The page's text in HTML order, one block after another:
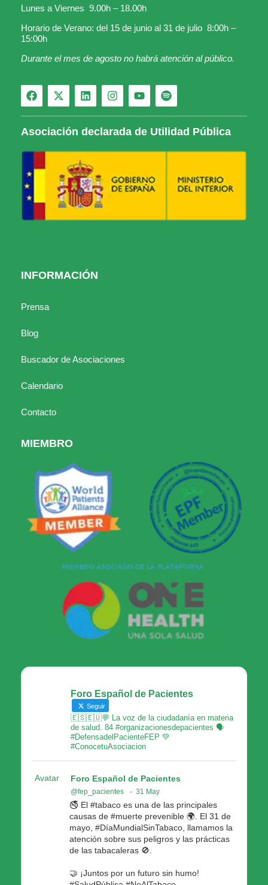
Lunes a Viernes 9.00h – 18.00h
Horario de Verano: del 15 de junio al 31 de julio 8:00h –
15:00h
Durante el mes de agosto no habrá atención al público.
Asociación declarada de Utilidad Pública
INFORMACIÓN
Prensa
Blog
Buscador de Asociaciones
Calendario
Contacto
MIEMBRO
Foro Español de Pacientes
Seguir
🇪🇸🇪🇺💬 La voz de la ciudadanía en materia
de salud. 84 #organizacionesdepacientes 🗣
#DefensadelPacienteFEP 💚
#ConocetuAsociacion
Avatar Foro Español de Pacientes
@fep_pacientes · 31 May
🚭 El #tabaco es una de las principales
causas de #muerte prevenible 🌍. El 31 de
mayo, #DíaMundialSinTabaco, llamamos la
atención sobre sus peligros y las prácticas
de las tabacaleras 🚫.
🤝 ¡Juntos por un futuro sin humo!